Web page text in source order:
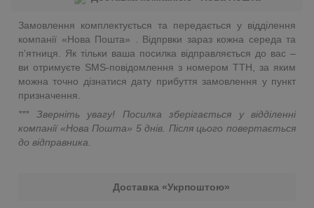
Замовлення комплектується та передається у відділення
компанії «Нова Пошта» . Відпрвки зараз кожна середа та
п'ятниця. Як тільки ваша посилка відправляється до вас –
ви отримуєте SMS-повідомлення з номером ТТН, за яким
можна точно дізнатися дату прибуття замовлення у пункт
призначення.
*** Зверніть увагу! Посилка зберігається у відділенні
компанії «Нова Пошта» 5 днів. Після цього повертається
до відправника.
Доставка «Укрпоштою»